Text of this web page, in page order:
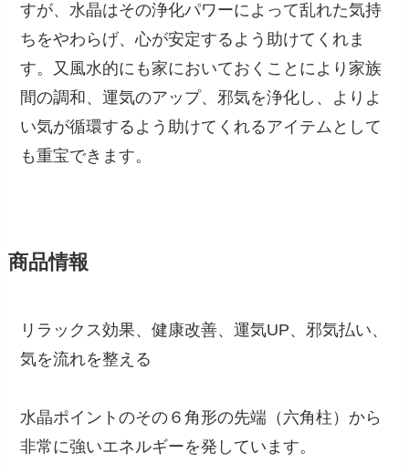
すが、水晶はその浄化パワーによって乱れた気持
ちをやわらげ、心が安定するよう助けてくれま
す。又風水的にも家においておくことにより家族
間の調和、運気のアップ、邪気を浄化し、よりよ
い気が循環するよう助けてくれるアイテムとして
も重宝できます。
商品情報
リラックス効果、健康改善、運気UP、邪気払い、
気を流れを整える
水晶ポイントのその６角形の先端（六角柱）から
非常に強いエネルギーを発しています。